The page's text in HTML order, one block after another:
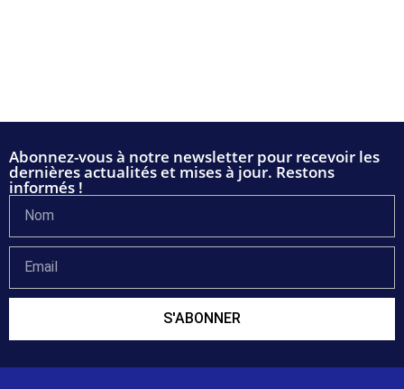
Abonnez-vous à notre newsletter pour recevoir les
dernières actualités et mises à jour. Restons
informés !
S'ABONNER